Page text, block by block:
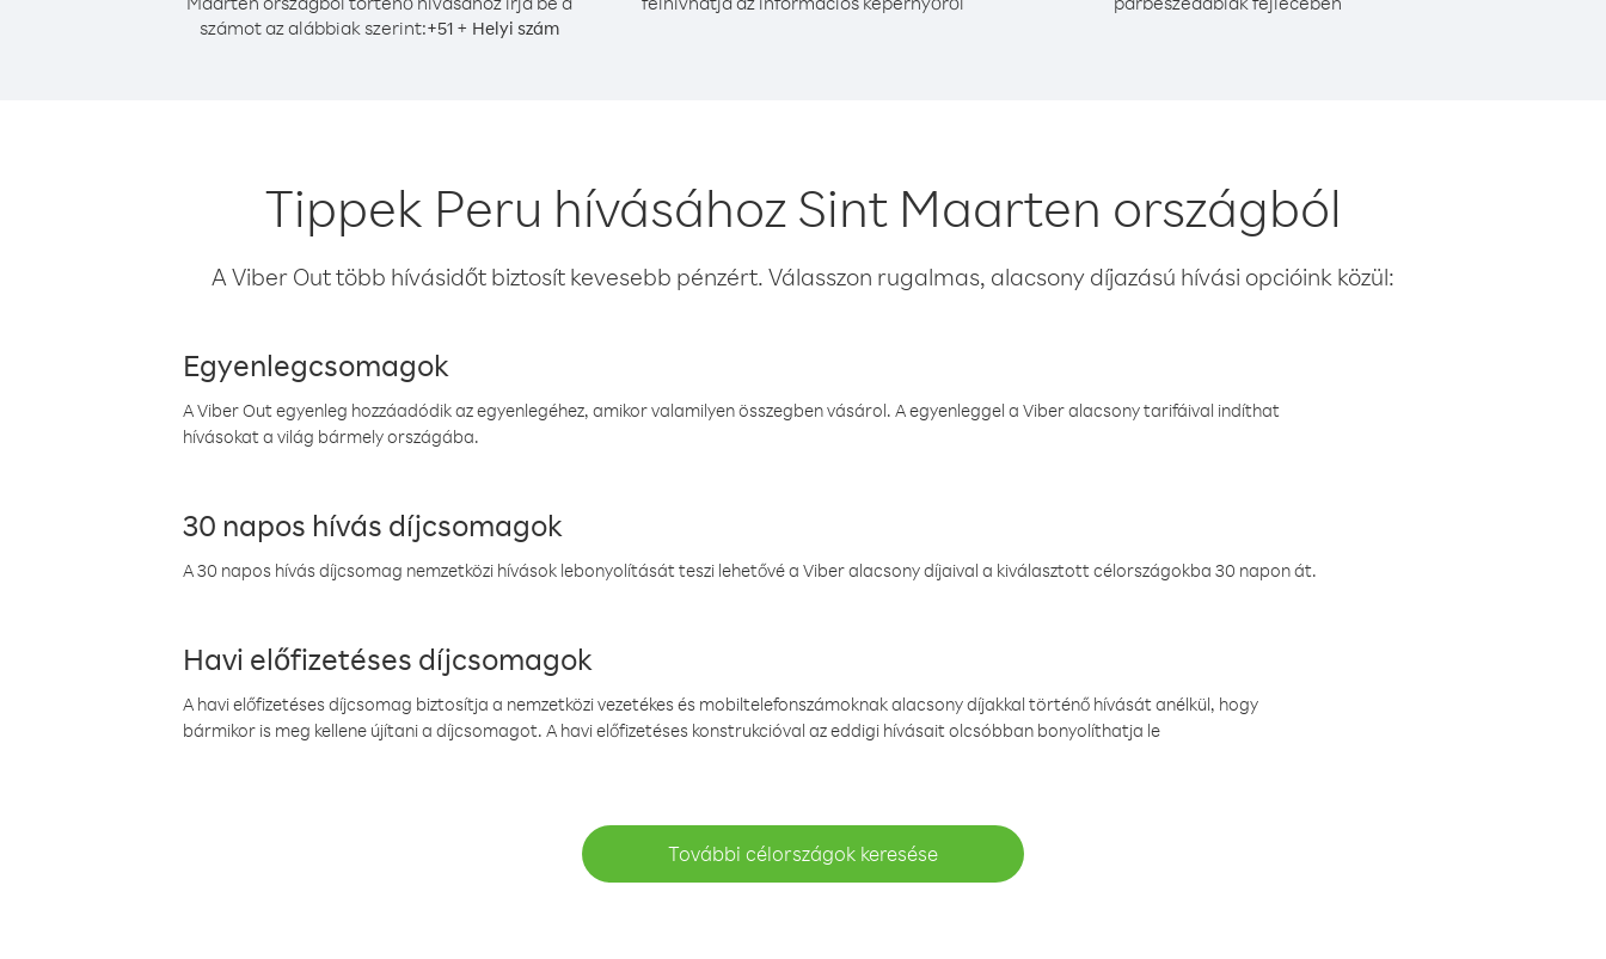
számot az alábbiak szerint:+51+ Helyi szám
Tippek Peru hívásához Sint Maarten országból
A Viber Out több hívásidőt biztosít kevesebb pénzért. Válasszon rugalmas, alacsony díjazású hívási opcióink közül:
Egyenlegcsomagok
A Viber Out egyenleg hozzáadódik az egyenlegéhez, amikor valamilyen összegben vásárol. A egyenleggel a Viber alacsony tarifáival indíthat
hívásokat a világ bármely országába.
30 napos hívás díjcsomagok
A 30 napos hívás díjcsomag nemzetközi hívások lebonyolítását teszi lehetővé a Viber alacsony díjaival a kiválasztott célországokba 30 napon át.
Havi előfizetéses díjcsomagok
A havi előfizetéses díjcsomag biztosítja a nemzetközi vezetékes és mobiltelefonszámoknak alacsony díjakkal történő hívását anélkül, hogy
bármikor is meg kellene újítani a díjcsomagot. A havi előfizetéses konstrukcióval az eddigi hívásait olcsóbban bonyolíthatja le
További célországok keresése